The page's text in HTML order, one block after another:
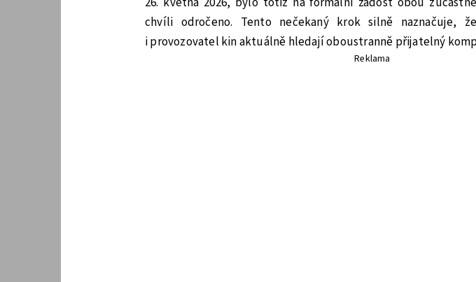
chvíli odročeno. Tento nečekaný krok silně naznačuje,
i provozovatel kin aktuálně hledají oboustranně přijatelný
Reklama